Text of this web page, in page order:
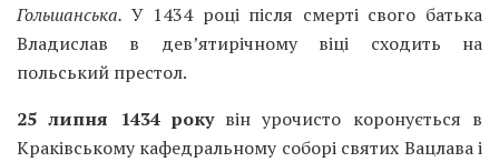
Гольшанська. У 1434 році після смерті свого батька
Владислав в дев’ятирічному віці сходить на
польський престол.
25 липня 1434 рокувін урочисто коронується в
Краківському кафедральному соборі святих Вацлава і